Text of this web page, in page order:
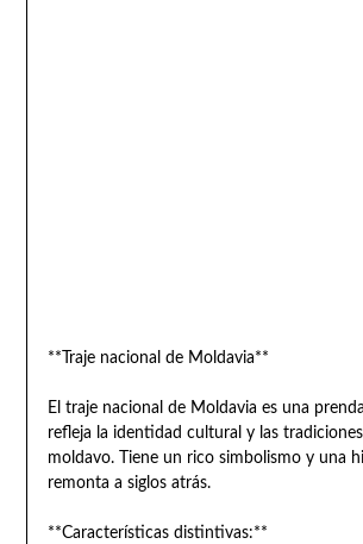
**Traje nacional de Moldavia**
El traje nacional de Moldavia es una
refleja la identidad cultural y las
moldavo. Tiene un rico simbolismo y una
remonta a siglos atrás.
**Características distintivas:**